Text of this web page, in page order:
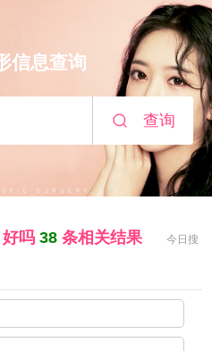
信息查询
查询
好吗38 条相关结果 今日搜